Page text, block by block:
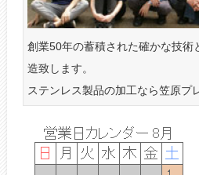
創業50年の蓄積された確かな技術
造致します。
ステンレス製品の加工なら笠原プ